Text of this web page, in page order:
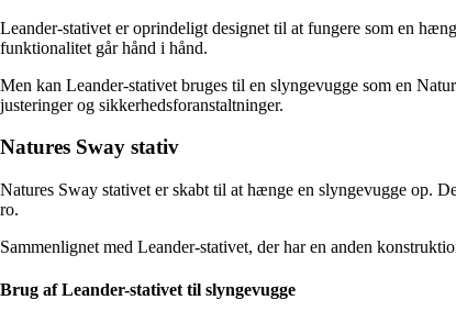
Leander-stativet er oprindeligt designet til at fungere som en
funktionalitet går hånd i hånd.
Men kan Leander-stativet bruges til en slyngevugge som en
justeringer og sikkerhedsforanstaltninger.
Natures Sway stativ
Natures Sway stativet er skabt til at hænge en slyngevugge op.
ro.
Sammenlignet med Leander-stativet, der har en anden
Brug af Leander-stativet til slyngevugge